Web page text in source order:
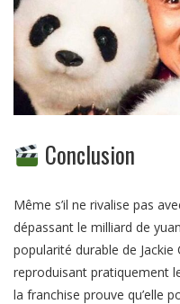
Conclusion
Même s’il ne rivalise pas
dépassant le milliard de
popularité durable de Jackie
reproduisant pratiquement
la franchise prouve qu’elle